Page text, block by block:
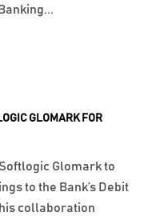
GLOMARK FOR
Glomark to
to the Bank’s Debit
collaboration